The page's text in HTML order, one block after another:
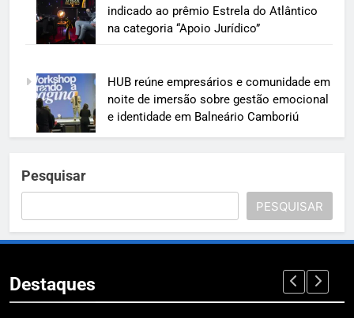
indicado ao prêmio Estrela do Atlântico
na categoria “Apoio Jurídico”
HUB reúne empresários e comunidade em
noite de imersão sobre gestão emocional
e identidade em Balneário Camboriú
Pesquisar
PESQUISAR
Destaques